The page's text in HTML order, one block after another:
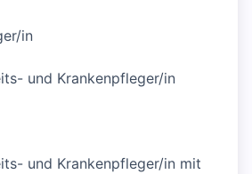
in
und Krankenpfleger/in
und Krankenpfleger/in mit